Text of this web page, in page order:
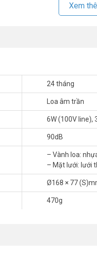
dáng hiện đại, chắc chắn
đính kèm kim loại,
648R
lượng 470 g thì bạn hoàn
Xem
24 tháng
Loa âm trần
6W (100V line),
90dB
– Vành loa:
– Mặt lưới: lưới
Ø168 × 77
470g